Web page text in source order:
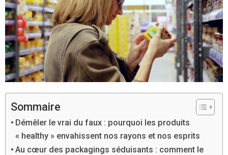
Sommaire
Démêler le vrai du faux : pourquoi les produits
« healthy » envahissent nos rayons et nos esprits
Au cœur des packagings séduisants : comment le